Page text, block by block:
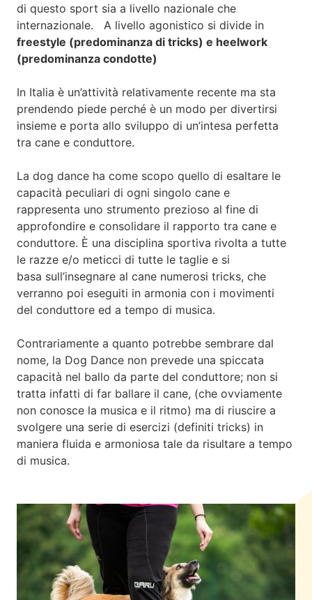
di questo sport sia a livello nazionale che
internazionale. A livello agonistico si divide in
freestyle (predominanza di tricks) e heelwork
(predominanza condotte)
In Italia è un’attività relativamente recente ma sta
prendendo piede perché è un modo per divertirsi
insieme e porta allo sviluppo di un’intesa perfetta
tra cane e conduttore.
La dog dance ha come scopo quello di esaltare le
capacità peculiari di ogni singolo cane e
rappresenta uno strumento prezioso al fine di
approfondire e consolidare il rapporto tra cane e
conduttore. È una disciplina sportiva rivolta a tutte
le razze e/o meticci di tutte le taglie e si
basa sull’insegnare al cane numerosi tricks, che
verranno poi eseguiti in armonia con i movimenti
del conduttore ed a tempo di musica.
Contrariamente a quanto potrebbe sembrare dal
nome, la Dog Dance non prevede una spiccata
capacità nel ballo da parte del conduttore; non si
tratta infatti di far ballare il cane, (che ovviamente
non conosce la musica e il ritmo) ma di riuscire a
svolgere una serie di esercizi (definiti tricks) in
maniera fluida e armoniosa tale da risultare a tempo
di musica.